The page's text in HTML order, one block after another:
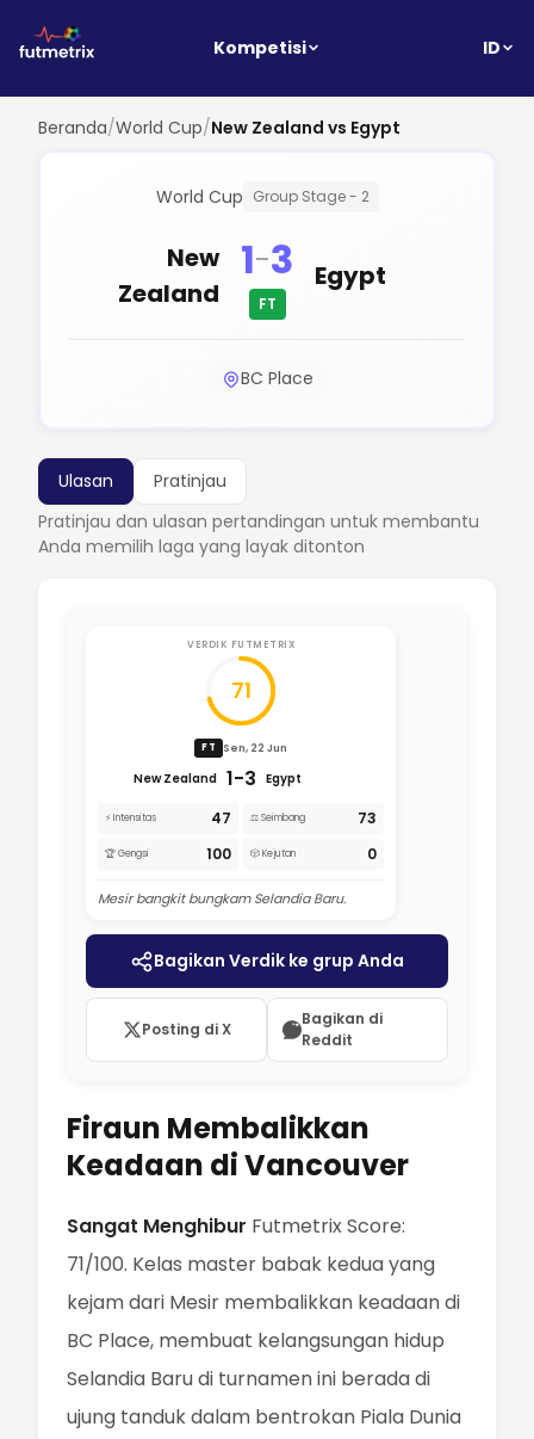
Kompetisi ID
Beranda/World Cup/New Zealand vs Egypt
World Cup Group Stage - 2
New
Zealand
1-3
FT
Egypt
BC Place
Ulasan
Pratinjau
Pratinjau dan ulasan pertandingan untuk membantu
Anda memilih laga yang layak ditonton
VERDIK FUTMETRIX
71
FT Sen, 22 Jun
New Zealand 1-3 Egypt
⚡ Intensitas 47 ⚖️ Seimbang 73
🏆 Gengsi 100 🎲 Kejutan 0
Mesir bangkit bungkam Selandia Baru.
Bagikan Verdik ke grup Anda
Posting di X
Bagikan di
Reddit
Firaun Membalikkan
Keadaan di Vancouver
Sangat Menghibur Futmetrix Score:
71/100. Kelas master babak kedua yang
kejam dari Mesir membalikkan keadaan di
BC Place, membuat kelangsungan hidup
Selandia Baru di turnamen ini berada di
ujung tanduk dalam bentrokan Piala Dunia